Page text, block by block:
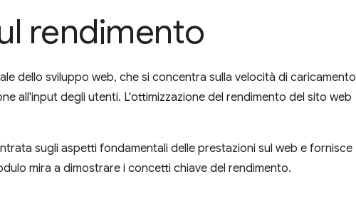
rendimento
dello sviluppo web, che si concentra sulla velocità di caricamento
all'input degli utenti. L'ottimizzazione del rendimento del sito web
sugli aspetti fondamentali delle prestazioni sul web e fornisce
mira a dimostrare i concetti chiave del rendimento.